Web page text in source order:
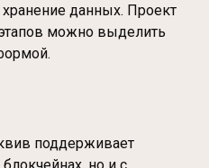
данных. Проект
можно выделить
поддерживает